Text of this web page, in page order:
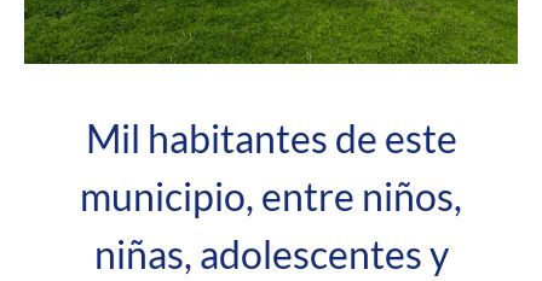
Mil habitantes de este
municipio, entre niños,
niñas, adolescentes y